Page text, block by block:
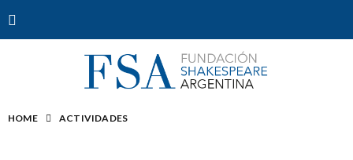
HOME ACTIVIDADES